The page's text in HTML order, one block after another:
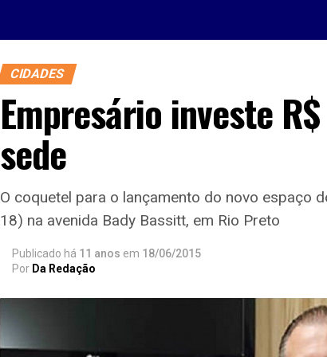
CIDADES
Empresário investe
sede
O coquetel para o lançamento do novo espaço
18) na avenida Bady Bassitt, em Rio Preto
Publicado há 11 anos em 18/06/2015
Por Da Redação